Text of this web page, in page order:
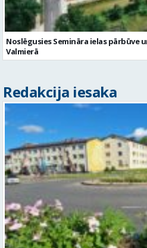
Noslēgusies Semināra ielas pārbūve
Valmierā
Redakcija iesaka